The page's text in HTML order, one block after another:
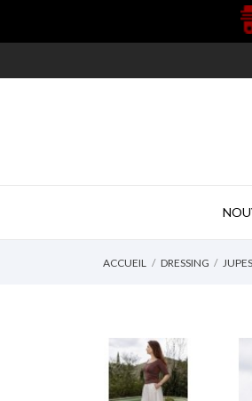
ACCUEIL DRESSING